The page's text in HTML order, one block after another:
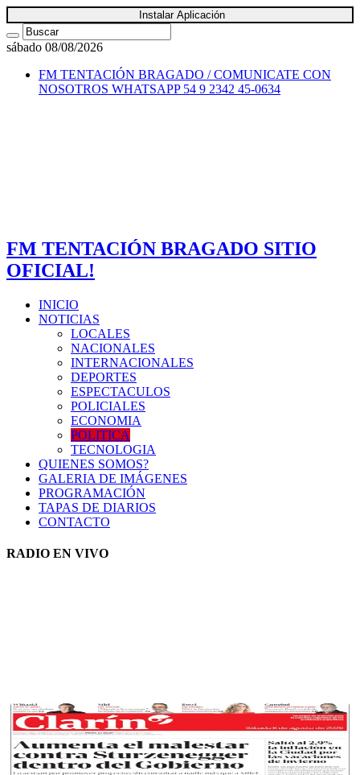
Instalar Aplicación
sábado 08/08/2026
FM TENTACIÓN BRAGADO / COMUNICATE CON
NOSOTROS WHATSAPP 54 9 2342 45-0634
FM TENTACIÓN BRAGADO SITIO
OFICIAL!
INICIO
NOTICIAS
LOCALES
NACIONALES
INTERNACIONALES
DEPORTES
ESPECTACULOS
POLICIALES
ECONOMIA
POLITICA
TECNOLOGIA
QUIENES SOMOS?
GALERIA DE IMÁGENES
PROGRAMACIÓN
TAPAS DE DIARIOS
CONTACTO
RADIO EN VIVO